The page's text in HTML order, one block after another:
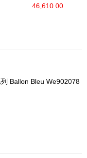
46,610.00
Ballon Bleu We902078